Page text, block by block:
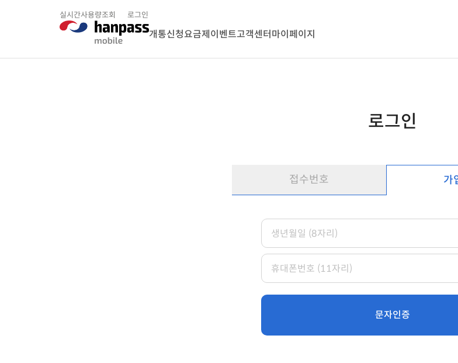
실시간사용량조회 로그인
개통신청요금제 이벤트고객센터마이페이지
로그인
접수번호 가
문자인증